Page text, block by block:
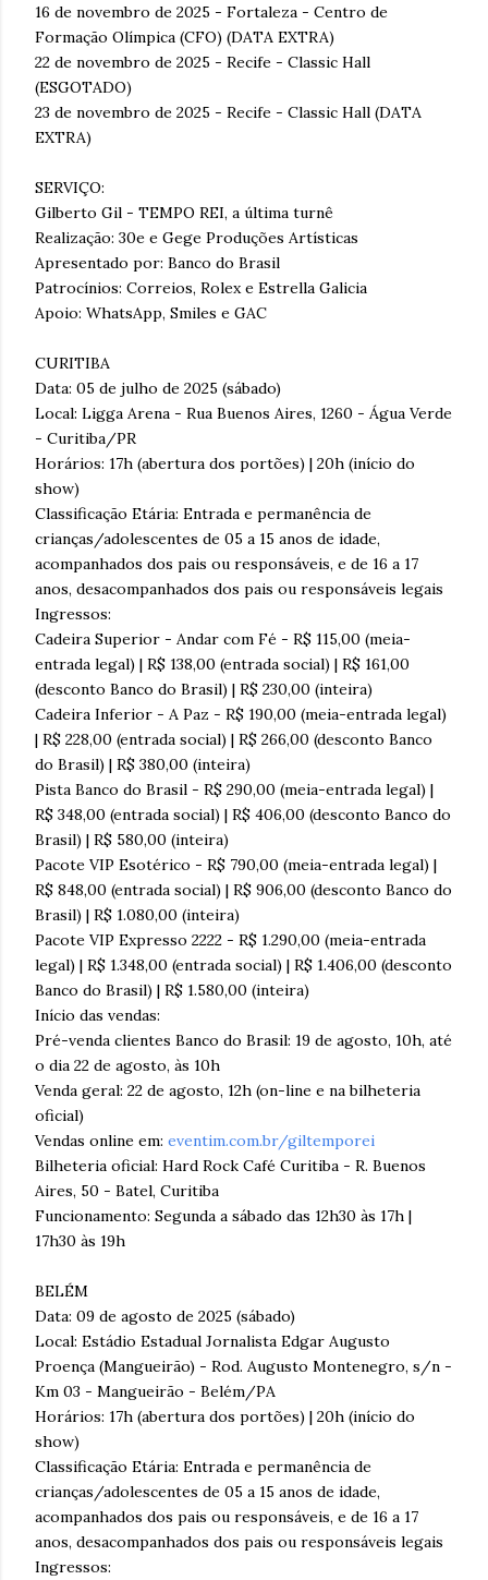
16 de novembro de 2025 - Fortaleza - Centro de
Formação Olímpica (CFO) (DATA EXTRA)
22 de novembro de 2025 - Recife - Classic Hall
(ESGOTADO)
23 de novembro de 2025 - Recife - Classic Hall (DATA
EXTRA)
SERVIÇO:
Gilberto Gil - TEMPO REI, a última turnê
Realização: 30e e Gege Produções Artísticas
Apresentado por: Banco do Brasil
Patrocínios: Correios, Rolex e Estrella Galicia
Apoio: WhatsApp, Smiles e GAC
CURITIBA
Data: 05 de julho de 2025 (sábado)
Local: Ligga Arena - Rua Buenos Aires, 1260 - Água Verde
- Curitiba/PR
Horários: 17h (abertura dos portões) | 20h (início do
show)
Classificação Etária: Entrada e permanência de
crianças/adolescentes de 05 a 15 anos de idade,
acompanhados dos pais ou responsáveis, e de 16 a 17
anos, desacompanhados dos pais ou responsáveis legais
Ingressos:
Cadeira Superior - Andar com Fé - R$ 115,00 (meia-
entrada legal) | R$ 138,00 (entrada social) | R$ 161,00
(desconto Banco do Brasil) | R$ 230,00 (inteira)
Cadeira Inferior - A Paz - R$ 190,00 (meia-entrada legal)
| R$ 228,00 (entrada social) | R$ 266,00 (desconto Banco
do Brasil) | R$ 380,00 (inteira)
Pista Banco do Brasil - R$ 290,00 (meia-entrada legal) |
R$ 348,00 (entrada social) | R$ 406,00 (desconto Banco do
Brasil) | R$ 580,00 (inteira)
Pacote VIP Esotérico - R$ 790,00 (meia-entrada legal) |
R$ 848,00 (entrada social) | R$ 906,00 (desconto Banco do
Brasil) | R$ 1.080,00 (inteira)
Pacote VIP Expresso 2222 - R$ 1.290,00 (meia-entrada
legal) | R$ 1.348,00 (entrada social) | R$ 1.406,00 (desconto
Banco do Brasil) | R$ 1.580,00 (inteira)
Início das vendas:
Pré-venda clientes Banco do Brasil: 19 de agosto, 10h, até
o dia 22 de agosto, às 10h
Venda geral: 22 de agosto, 12h (on-line e na bilheteria
oficial)
Vendas online em: eventim.com.br/giltemporei
Bilheteria oficial: Hard Rock Café Curitiba - R. Buenos
Aires, 50 - Batel, Curitiba
Funcionamento: Segunda a sábado das 12h30 às 17h |
17h30 às 19h
BELÉM
Data: 09 de agosto de 2025 (sábado)
Local: Estádio Estadual Jornalista Edgar Augusto
Proença (Mangueirão) - Rod. Augusto Montenegro, s/n -
Km 03 - Mangueirão - Belém/PA
Horários: 17h (abertura dos portões) | 20h (início do
show)
Classificação Etária: Entrada e permanência de
crianças/adolescentes de 05 a 15 anos de idade,
acompanhados dos pais ou responsáveis, e de 16 a 17
anos, desacompanhados dos pais ou responsáveis legais
Ingressos: